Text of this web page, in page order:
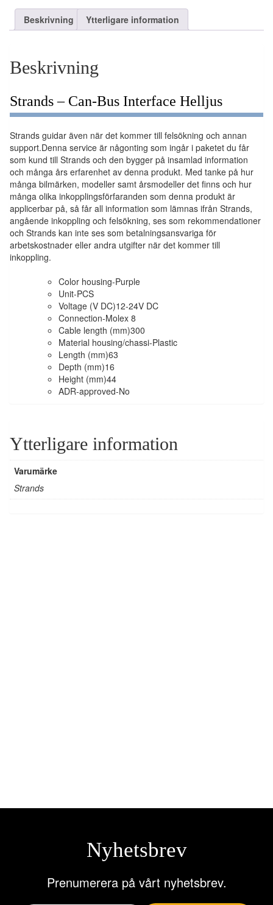
Beskrivning Ytterligare information
Beskrivning
Strands – Can-Bus Interface Helljus
Strands guidar även när det kommer till felsökning och annan
support.Denna service är någonting som ingår i paketet du får
som kund till Strands och den bygger på insamlad information
och många års erfarenhet av denna produkt. Med tanke på hur
många bilmärken, modeller samt årsmodeller det finns och hur
många olika inkopplingsförfaranden som denna produkt är
applicerbar på, så får all information som lämnas ifrån Strands,
angående inkoppling och felsökning, ses som rekommendationer
och Strands kan inte ses som betalningsansvariga för
arbetskostnader eller andra utgifter när det kommer till
inkoppling.
Color housing-Purple
Unit-PCS
Voltage (V DC)12-24V DC
Connection-Molex 8
Cable length (mm)300
Material housing/chassi-Plastic
Length (mm)63
Depth (mm)16
Height (mm)44
ADR-approved-No
Ytterligare information
Varumärke
Strands
Nyhetsbrev
Prenumerera på vårt nyhetsbrev.